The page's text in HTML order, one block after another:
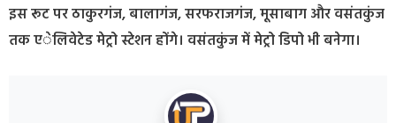
इस रूट पर ठाकुरगंज, बालागंज, सरफराजगंज, मूसाबाग और वसंतकुंज
तक एेलिवेटेड मेट्रो स्टेशन होंगे। वसंतकुंज में मेट्रो डिपो भी बनेगा।